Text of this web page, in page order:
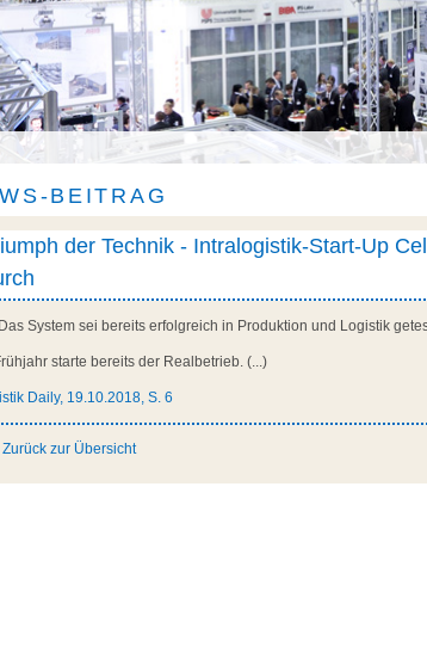
BEITRAG
der Technik - Intralogistik-Start-Up
System sei bereits erfolgreich in Produktion und Logistik
starte bereits der Realbetrieb. (...)
Daily, 19.10.2018, S. 6
Zurück zur Übersicht